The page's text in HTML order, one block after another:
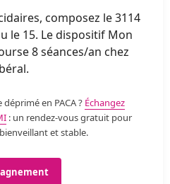
composez le 3114
le 15. Le dispositif Mon
8 séances/an chez
en PACA ? Échangez
: un rendez-vous gratuit pour
et stable.